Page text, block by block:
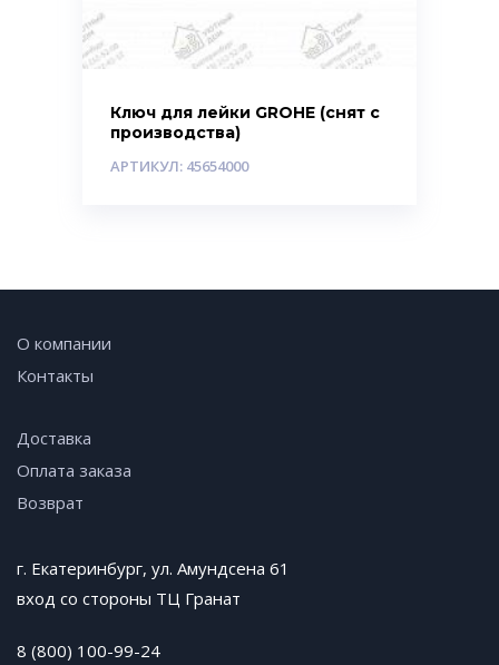
Ключ для лейки GROHE (снят с
производства)
АРТИКУЛ: 45654000
О компании
Контакты
Доставка
Оплата заказа
Возврат
г. Екатеринбург, ул. Амундсена 61
вход со стороны ТЦ Гранат
8 (800) 100-99-24